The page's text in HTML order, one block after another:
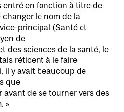
entré en fonction à titre de
le nom de la
principal (Santé et
de
des sciences de la santé, le
réticent à le faire
il y avait beaucoup de
que
avant de se tourner vers des
»